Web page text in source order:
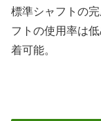
標準シャフトの
フトの使用率は
着可能。